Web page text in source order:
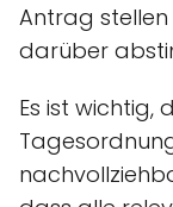
Antrag
darüber
Es ist wichtig,